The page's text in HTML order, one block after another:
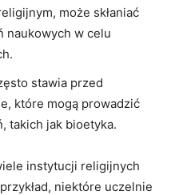
może skłaniać
naukowych w celu
stawia przed
które mogą prowadzić
takich jak bioetyka.
instytucji religijnych
niektóre uczelnie